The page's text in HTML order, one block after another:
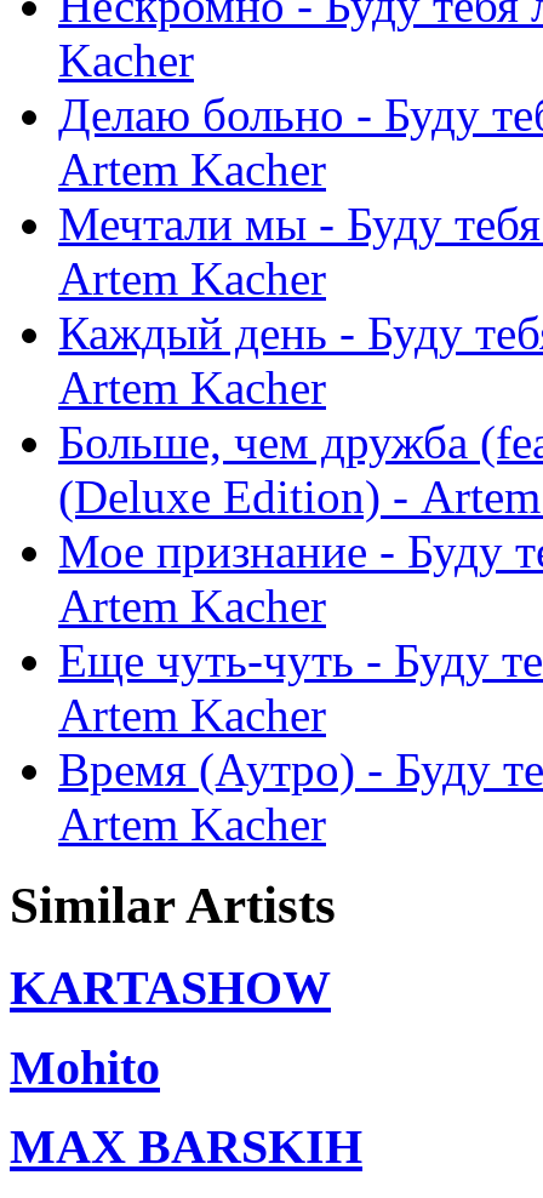
Kacher
Делаю больно - Буду
Artem Kacher
Мечтали мы - Буду
Artem Kacher
Каждый день - Буду
Artem Kacher
Больше, чем дружба
(Deluxe Edition) -
Мое признание - Буду
Artem Kacher
Еще чуть-чуть - Буду
Artem Kacher
Время (Аутро) - Буду
Artem Kacher
Similar Artists
KARTASHOW
Mohito
MAX BARSKIH